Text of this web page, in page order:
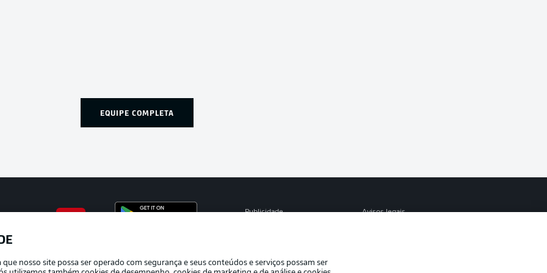
EQUIPE COMPLETA
Publicidade Avisos legais
Marca
nosso site possa ser operado com segurança e seus conteúdos e serviços possam ser